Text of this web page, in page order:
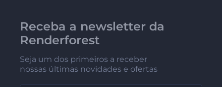
Receba a newsletter da
Renderforest
Seja um dos primeiros a receber
nossas últimas novidades e ofertas